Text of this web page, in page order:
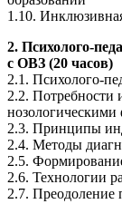
1.10.
2. Психолого-
с ОВЗ (20 часов)
2.1. Психолого-
2.2. Потребности
2.3. Принципы
2.4. Методы
2.5.
2.6. Технологии
2.7. Преодоление